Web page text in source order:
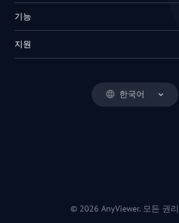
한국어
기능
지원
© 2026 AnyViewer. 모든 권